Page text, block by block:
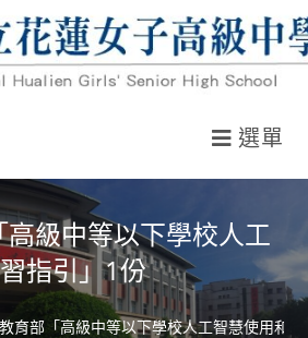
選單
級中等以下學校人工
指引」1份
育部「高級中等以下學校人工智慧使用和